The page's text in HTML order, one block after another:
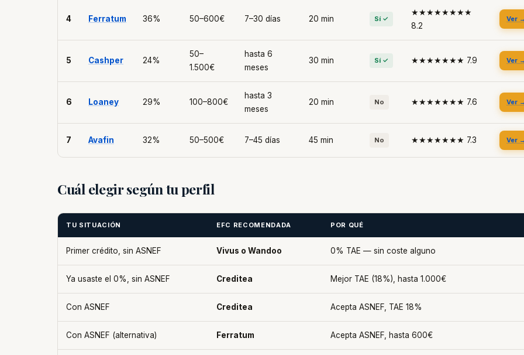
4 Ferratum 36% 50–600€ 7–30 días 20 min Sí ✓
★★★★★★★★
8.2
Ver
5 Cashper 24%
50–
1.500€
hasta 6
meses
30 min Sí ✓ ★★★★★★★ 7.9 Ver
6 Loaney 29% 100–800€
hasta 3
meses
20 min No ★★★★★★★ 7.6 Ver
7 Avafin 32% 50–500€ 7–45 días 45 min No ★★★★★★★ 7.3 Ver
Cuál elegir según tu perfil
TU SITUACIÓN EFC RECOMENDADA POR QUÉ
Primer crédito, sin ASNEF Vivus o Wandoo 0% TAE — sin coste alguno
Ya usaste el 0%, sin ASNEF Creditea Mejor TAE (18%), hasta 1.000€
Con ASNEF Creditea Acepta ASNEF, TAE 18%
Con ASNEF (alternativa) Ferratum Acepta ASNEF, hasta 600€